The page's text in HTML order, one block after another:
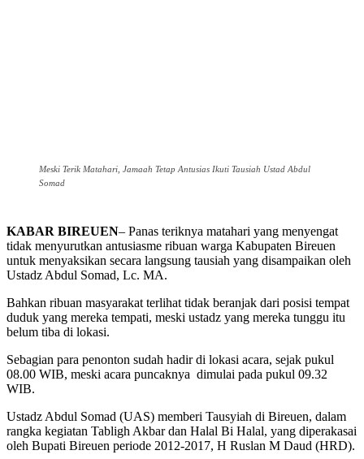
Meski Terik Matahari, Jamaah Tetap Antusias Ikuti Tausiah Ustad Abdul
Somad
KABAR BIREUEN– Panas teriknya matahari yang menyengat
tidak menyurutkan antusiasme ribuan warga Kabupaten Bireuen
untuk menyaksikan secara langsung tausiah yang disampaikan oleh
Ustadz Abdul Somad, Lc. MA.
Bahkan ribuan masyarakat terlihat tidak beranjak dari posisi tempat
duduk yang mereka tempati, meski ustadz yang mereka tunggu itu
belum tiba di lokasi.
Sebagian para penonton sudah hadir di lokasi acara, sejak pukul
08.00 WIB, meski acara puncaknya dimulai pada pukul 09.32
WIB.
Ustadz Abdul Somad (UAS) memberi Tausyiah di Bireuen, dalam
rangka kegiatan Tabligh Akbar dan Halal Bi Halal, yang diperakasai
oleh Bupati Bireuen periode 2012-2017, H Ruslan M Daud (HRD).